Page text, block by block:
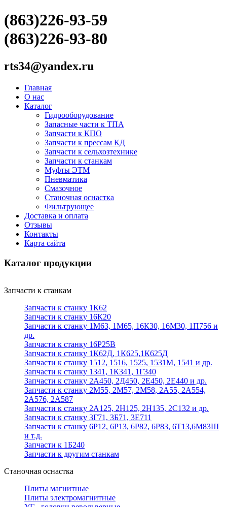
(863)226-93-59
(863)226-93-80
rts34@yandex.ru
Главная
О нас
Каталог
Гидрооборудование
Запасные части к ТПА
Запчасти к КПО
Запчасти к прессам КД
Запчасти к сельхозтехнике
Запчасти к станкам
Муфты ЭТМ
Пневматика
Смазочное
Станочная оснастка
Фильтрующее
Доставка и оплата
Отзывы
Контакты
Карта сайта
Каталог продукции
Запчасти к станкам
Запчасти к станку 1К62
Запчасти к станку 16К20
Запчасти к станку 1М63, 1М65, 16К30, 16М30, 1П756 и
др.
Запчасти к станку 16Р25В
Запчасти к станку 1К62Д, 1К625,1К625Д
Запчасти к станку 1512, 1516, 1525, 1531М, 1541 и др.
Запчасти к станку 1341, 1К341, 1Г340
Запчасти к станку 2А450, 2Д450, 2Е450, 2Е440 и др.
Запчасти к станку 2М55, 2М57, 2М58, 2А55, 2А554,
2А576, 2А587
Запчасти к станку 2А125, 2Н125, 2Н135, 2С132 и др.
Запчасти к станку 3Г71, 3Б71, 3Е711
Запчасти к станку 6Р12, 6Р13, 6Р82, 6Р83, 6Т13,6М83Ш
и т.д.
Запчасти к 1Б240
Запчасти к другим станкам
Станочная оснастка
Плиты магнитные
Плиты электромагнитные